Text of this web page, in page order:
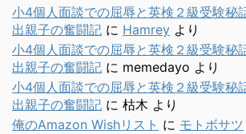
小4個人面談での屈辱と英検２級受験秘
出親子の奮闘記 に Hamrey より
小4個人面談での屈辱と英検２級受験秘
出親子の奮闘記 に memedayo より
小4個人面談での屈辱と英検２級受験秘
出親子の奮闘記 に 枯木 より
俺のAmazon Wishリスト に モトボサツ